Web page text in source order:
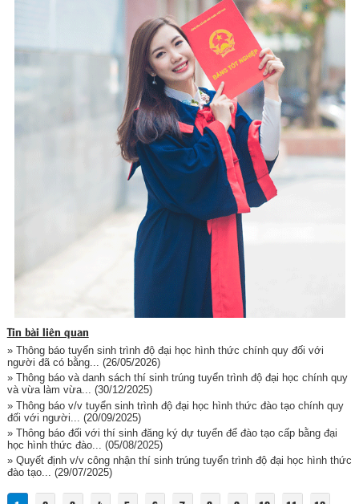
Tin bài liên quan
» Thông báo tuyển sinh trình độ đại học hình thức chính quy đối với
người đã có bằng...
(26/05/2026)
» Thông báo và danh sách thí sinh trúng tuyển trình độ đại học chính quy
và vừa làm vừa... (30/12/2025)
» Thông báo v/v tuyển sinh trình độ đại học hình thức đào tạo chính quy
đối với người...
(20/09/2025)
» Thông báo đối với thí sinh đăng ký dự tuyển để đào tạo cấp bằng đại
học hình thức đào...
(05/08/2025)
» Quyết định v/v công nhận thí sinh trúng tuyển trình độ đại học hình thức
đào tạo... (29/07/2025)